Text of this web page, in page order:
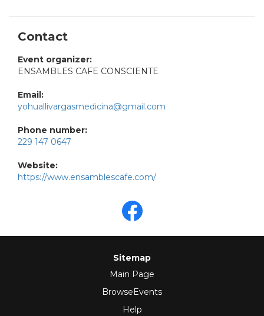
Contact
Event organizer:
ENSAMBLES CAFE CONSCIENTE
Email:
yohuallivargasmedicina@gmail.com
Phone number:
229 147 0647
Website:
https://www.ensamblescafe.com/
Sitemap
Main Page
BrowseEvents
Help